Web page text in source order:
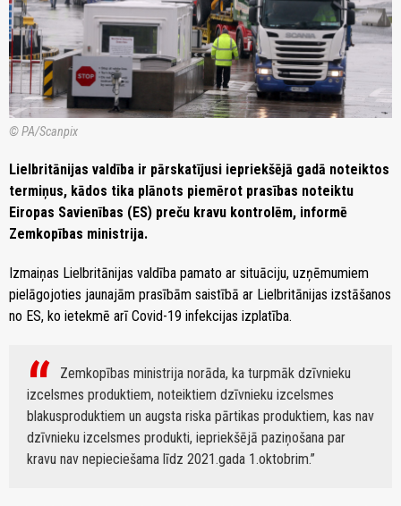
© PA/Scanpix
Lielbritānijas valdība ir pārskatījusi iepriekšējā gadā noteiktos
termiņus, kādos tika plānots piemērot prasības noteiktu
Eiropas Savienības (ES) preču kravu kontrolēm, informē
Zemkopības ministrija.
Izmaiņas Lielbritānijas valdība pamato ar situāciju, uzņēmumiem
pielāgojoties jaunajām prasībām saistībā ar Lielbritānijas izstāšanos
no ES, ko ietekmē arī Covid-19 infekcijas izplatība.
Zemkopības ministrija norāda, ka turpmāk dzīvnieku
izcelsmes produktiem, noteiktiem dzīvnieku izcelsmes
blakusproduktiem un augsta riska pārtikas produktiem, kas nav
dzīvnieku izcelsmes produkti, iepriekšējā paziņošana par
kravu nav nepieciešama līdz 2021.gada 1.oktobrim.